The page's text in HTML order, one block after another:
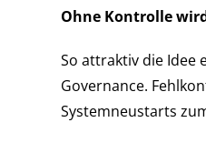
Ohne Kontrolle
So attraktiv die Idee
Governance.
Systemneustarts